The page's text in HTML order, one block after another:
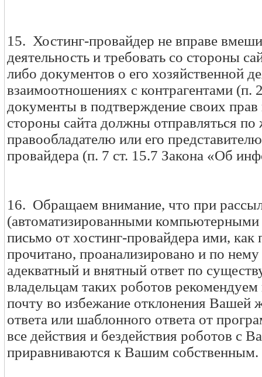
15. Хостинг-провайдер не вправе
деятельность и требовать со стороны
либо документов о его хозяйственной
взаимоотношениях с контрагентами (п.
документы в подтверждение своих
стороны сайта должны отправляться
правообладателю или его
провайдера (п. 7 ст. 15.7 Закона «Об
16. Обращаем внимание, что при
(автоматизированными
письмо от хостинг-провайдера ими,
прочитано, проанализировано и по
адекватный и внятный ответ по
владельцам таких роботов
почту во избежание отклонения Вашей
ответа или шаблонного ответа от
все действия и бездействия роботов с
приравниваются к Вашим собственным.